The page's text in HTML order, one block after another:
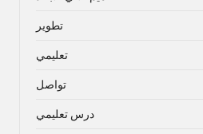
تطوير
تعليمي
تواصل
درس تعليمي